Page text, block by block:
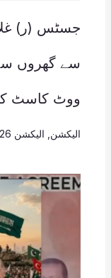
جسٹس (ر)
سے گھروں
ووٹ کاسٹ
الیکشن الیکشن 2026